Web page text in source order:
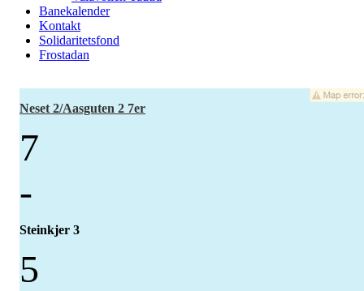
Banekalender
Kontakt
Solidaritetsfond
Frostadan
Neset 2/Aasguten 2 7er
7
-
Steinkjer 3
5